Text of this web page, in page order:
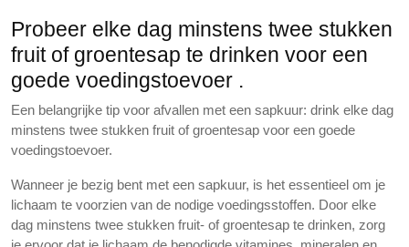
Probeer elke dag minstens twee stukken
fruit of groentesap te drinken voor een
goede voedingstoevoer .
Een belangrijke tip voor afvallen met een sapkuur: drink elke dag
minstens twee stukken fruit of groentesap voor een goede
voedingstoevoer.
Wanneer je bezig bent met een sapkuur, is het essentieel om je
lichaam te voorzien van de nodige voedingsstoffen. Door elke
dag minstens twee stukken fruit- of groentesap te drinken, zorg